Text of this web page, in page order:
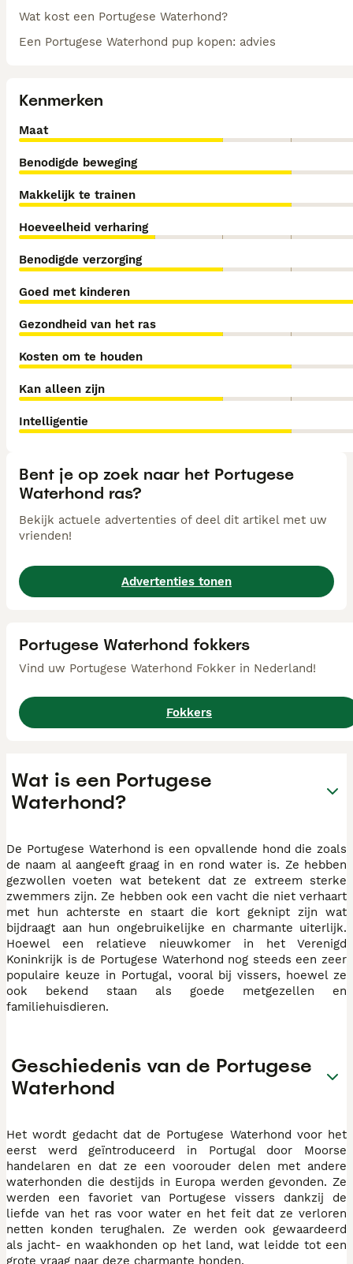
Wat kost een Portugese Waterhond?
Een Portugese Waterhond pup kopen: advies
Kenmerken
Maat
Benodigde beweging
Makkelijk te trainen
Hoeveelheid verharing
Benodigde verzorging
Goed met kinderen
Gezondheid van het ras
Kosten om te houden
Kan alleen zijn
Intelligentie
Bent je op zoek naar het Portugese
Waterhond ras?
Bekijk actuele advertenties of deel dit artikel met uw
vrienden!
Advertenties tonen
Portugese Waterhond fokkers
Vind uw Portugese Waterhond Fokker in Nederland!
Fokkers
Wat is een Portugese
Waterhond?
De Portugese Waterhond is een opvallende hond die zoals
de naam al aangeeft graag in en rond water is. Ze hebben
gezwollen voeten wat betekent dat ze extreem sterke
zwemmers zijn. Ze hebben ook een vacht die niet verhaart
met hun achterste en staart die kort geknipt zijn wat
bijdraagt aan hun ongebruikelijke en charmante uiterlijk.
Hoewel een relatieve nieuwkomer in het Verenigd
Koninkrijk is de Portugese Waterhond nog steeds een zeer
populaire keuze in Portugal, vooral bij vissers, hoewel ze
ook bekend staan als goede metgezellen en
familiehuisdieren.
Geschiedenis van de Portugese
Waterhond
Het wordt gedacht dat de Portugese Waterhond voor het
eerst werd geïntroduceerd in Portugal door Moorse
handelaren en dat ze een voorouder delen met andere
waterhonden die destijds in Europa werden gevonden. Ze
werden een favoriet van Portugese vissers dankzij de
liefde van het ras voor water en het feit dat ze verloren
netten konden terughalen. Ze werden ook gewaardeerd
als jacht- en waakhonden op het land, wat leidde tot een
grote vraag naar deze charmante honden.